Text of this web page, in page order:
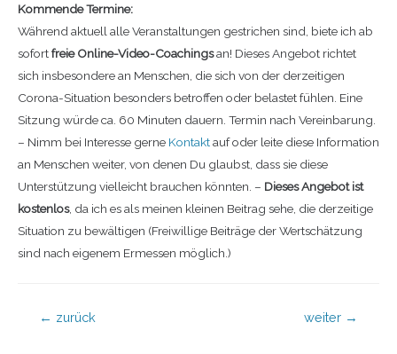
Kommende Termine:
Während aktuell alle Veranstaltungen gestrichen sind, biete ich ab
sofortfreie Online-Video-Coachingsan! Dieses Angebot richtet
sich insbesondere an Menschen, die sich von der derzeitigen
Corona-Situation besonders betroffen oder belastet fühlen. Eine
Sitzung würde ca. 60 Minuten dauern. Termin nach Vereinbarung.
– Nimm bei Interesse gerne Kontaktauf oder leite diese Information
an Menschen weiter, von denen Du glaubst, dass sie diese
Unterstützung vielleicht brauchen könnten. – Dieses Angebot ist
kostenlos, da ich es als meinen kleinen Beitrag sehe, die derzeitige
Situation zu bewältigen (Freiwillige Beiträge der Wertschätzung
sind nach eigenem Ermessen möglich.)
← zurück weiter →